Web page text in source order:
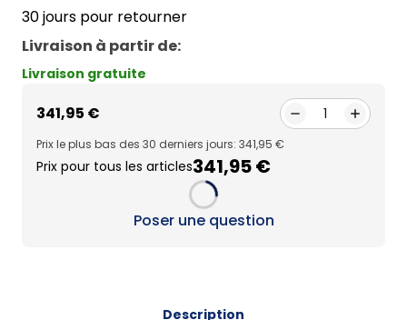
30 jours pour retourner
Livraison à partir de:
Livraison gratuite
341,95 € 1
Prix le plus bas des 30 derniers jours: 341,95 €
Prix pour tous les articles341,95 €
Loading...
Poser une question
Description